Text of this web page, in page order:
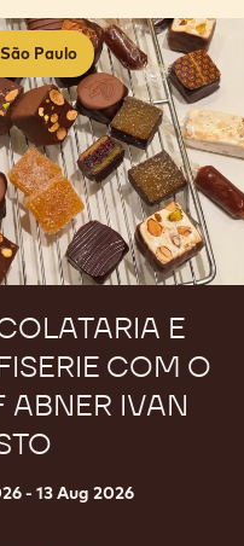
Paulo
E
COM O
ABNER IVAN
- 13 Aug 2026